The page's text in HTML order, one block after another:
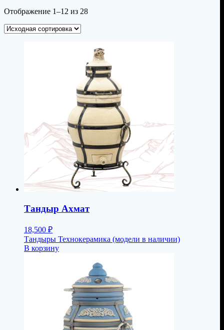
Отображение 1–12 из 28
Тандыр Ахмат
18,500 ₽
Тандыры Технокерамика (модели в наличии)
В корзину